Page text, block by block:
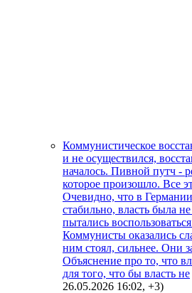
Коммунистическое
и не осуществился,
началось. Пивной путч -
которое произошло. Все
Очевидно, что в
стабильно, власть была
пытались
Коммунисты оказались
ним стоял, сильнее. Они
Объяснение про то, что
для того, что бы власть не
26.05.2026 16:02, +3)